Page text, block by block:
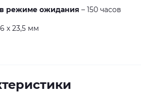
режиме ожидания – 150 часов
х 23,5 мм